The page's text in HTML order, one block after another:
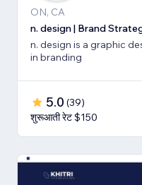
ON, CA
n. design | Brand
n. design is a graphic
in branding
5.0 (39)
शुरूआती रेट $150